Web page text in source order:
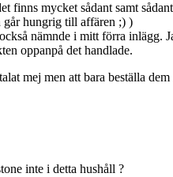
finns mycket sådant samt
går hungrig till affären ;) )
nämnde i mitt förra
oppanpå det handlade.
mej men att bara beställa
inte i detta hushåll ?